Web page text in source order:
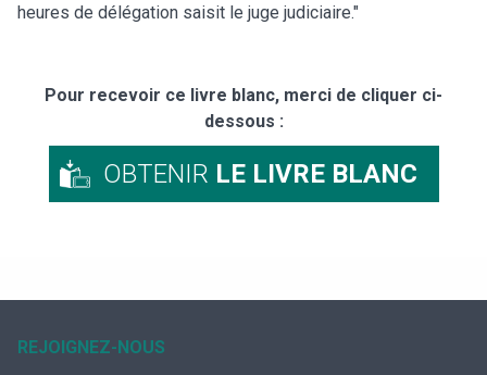
heures de délégation saisit le juge judiciaire."
Pour recevoir ce livre blanc, merci de cliquer ci-
dessous :
OBTENIR LE LIVRE BLANC
REJOIGNEZ-NOUS